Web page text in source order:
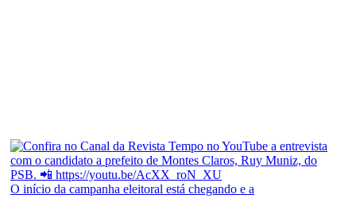
O início da campanha eleitoral está chegando e a